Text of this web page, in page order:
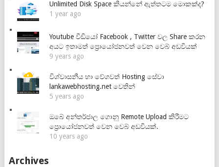
Unlimited Disk Space කියන්නේ ඇත්තටම මොකක්ද?
1 year ago
Youtube වීඩියෝ Facebook , Twitter වල Share කරන
අයට ඉතාමත් ප්‍රොයෝජනවත් වෙන වෙබ් අඩවියක්
9 years ago
විශ්වාසනීය හා වේගවත් Hosting සේවා
lankawebhosting.net වෙතින්
5 years ago
ඔබේ අන්තර්ජාල ගොනු Remote Upload කිරීමට
ප්‍රොයෝජනවත් වෙන වෙබ් අඩවියක්.
10 years ago
Archives